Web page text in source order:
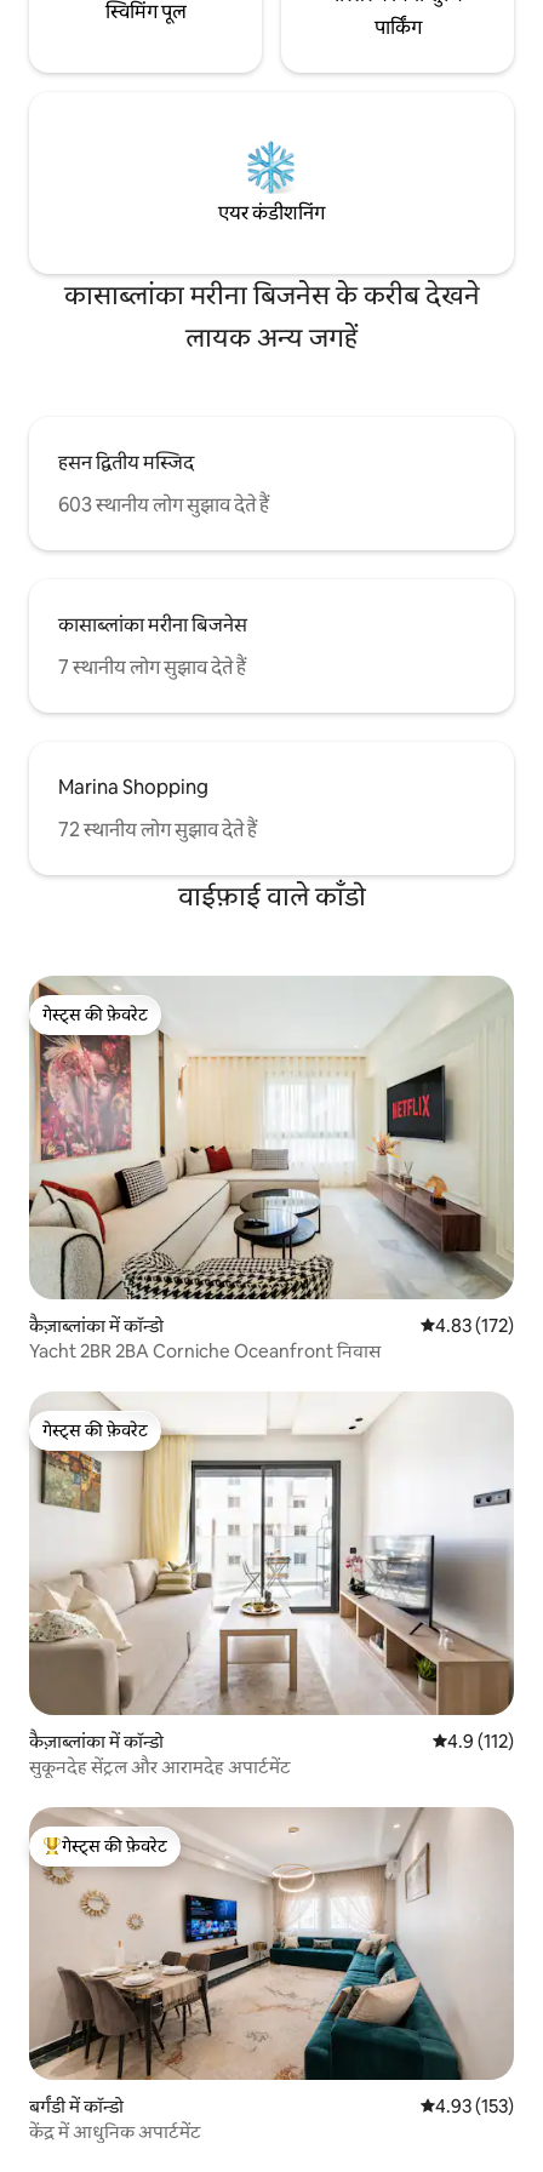
स्विमिंग पूल
पार्किंग
एयर कंडीशनिंग
कासाब्लांका मरीना बिजनेस के करीब देखने
लायक अन्य जगहें
हसन द्वितीय मस्जिद
603 स्थानीय लोग सुझाव देते हैं
कासाब्लांका मरीना बिजनेस
7 स्थानीय लोग सुझाव देते हैं
Marina Shopping
72 स्थानीय लोग सुझाव देते हैं
वाईफ़ाई वाले काँडो
गेस्ट्स की फ़ेवरेट
गेस्ट्स की फ़ेवरेट
कैज़ाब्लांका में कॉन्डो औसत रेटिंग 5 में से
4.83 (172)
Yacht 2BR 2BA Corniche Oceanfront निवास
गेस्ट्स की फ़ेवरेट
गेस्ट्स की फ़ेवरेट
कैज़ाब्लांका में कॉन्डो औसत रेटिंग 5 में
4.9 (112)
सुकूनदेह सेंट्रल और आरामदेह अपार्टमेंट
गेस्ट्स का टॉप फ़ेवरेट
गेस्ट्स की फ़ेवरेट
बर्गंडी में कॉन्डो औसत रेटिंग 5 में से
4.93 (153)
केंद्र में आधुनिक अपार्टमेंट